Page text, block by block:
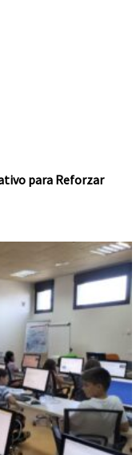
para Reforzar